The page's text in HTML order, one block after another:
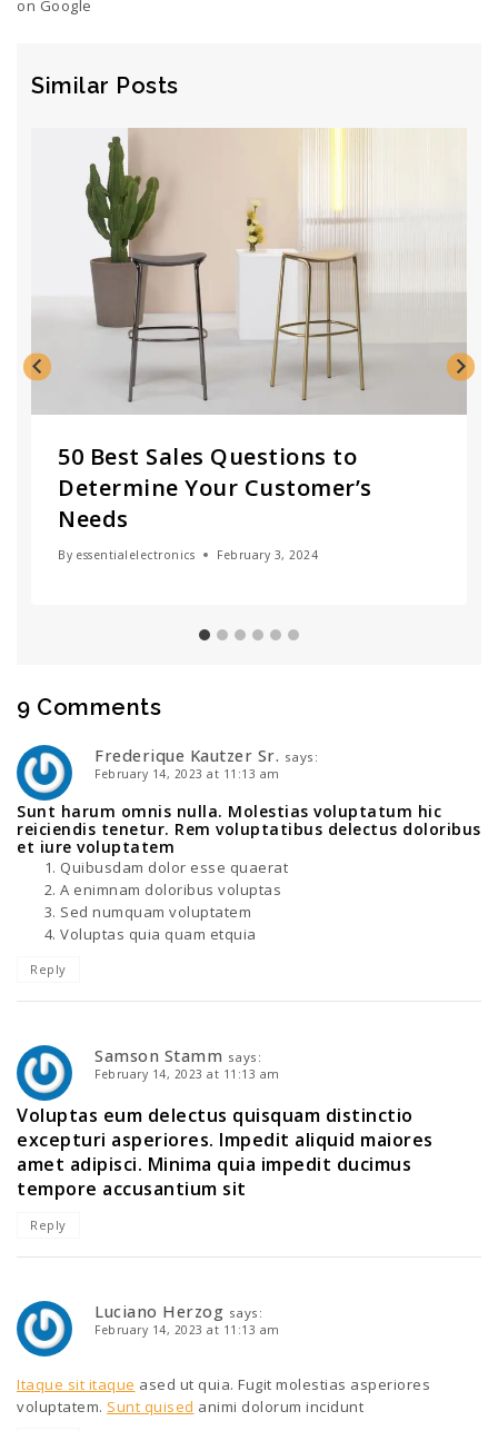
on Google
Similar Posts
50 Best Sales Questions to
Determine Your Customer’s
Needs
By essentialelectronics February 3, 2024
9 Comments
Frederique Kautzer Sr. says:
February 14, 2023 at 11:13 am
Sunt harum omnis nulla. Molestias voluptatum hic
reiciendis tenetur. Rem voluptatibus delectus doloribus
et iure voluptatem
Quibusdam dolor esse quaerat
A enimnam doloribus voluptas
Sed numquam voluptatem
Voluptas quia quam etquia
Reply
Samson Stamm says:
February 14, 2023 at 11:13 am
Voluptas eum delectus quisquam distinctio
excepturi asperiores. Impedit aliquid maiores
amet adipisci. Minima quia impedit ducimus
tempore accusantium sit
Reply
Luciano Herzog says:
February 14, 2023 at 11:13 am
Itaque sit itaque ased ut quia. Fugit molestias asperiores
voluptatem. Sunt quised animi dolorum incidunt